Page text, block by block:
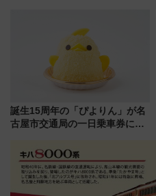
誕生15周年の「ぴよりん」が名
古屋市交通局の一日乗車券に！
定1万5000枚】